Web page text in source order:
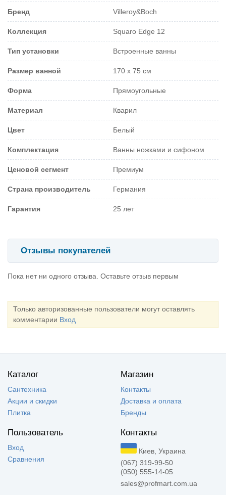
Бренд Villeroy&Boch
Коллекция Squaro Edge 12
Тип установки Встроенные ванны
Размер ванной 170 х 75 см
Форма Прямоугольные
Материал Кварил
Цвет Белый
Комплектация Ванны ножками и сифоном
Ценовой сегмент Премиум
Страна производитель Германия
Гарантия 25 лет
Отзывы покупателей
Пока нет ни одного отзыва. Оставьте отзыв первым
Только авторизованные пользователи могут оставлять
комментарии Вход
Каталог
Сантехника
Акции и скидки
Плитка
Магазин
Контакты
Доставка и оплата
Бренды
Пользователь
Вход
Сравнения
Контакты
Киев, Украина
(067) 319-99-50
(050) 555-14-05
sales@profmart.com.ua